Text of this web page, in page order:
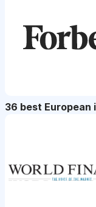
36 best European